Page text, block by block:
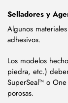
Selladores y
Algunos
adhesivos.
Los modelos
piedra, etc.)
SuperSeal™ o
porosas.